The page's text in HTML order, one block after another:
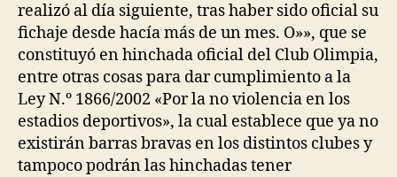
realizó al día siguiente, tras haber sido oficial su
fichaje desde hacía más de un mes. O»», que se
constituyó en hinchada oficial del Club Olimpia,
entre otras cosas para dar cumplimiento a la
Ley N.º 1866/2002 «Por la no violencia en los
estadios deportivos», la cual establece que ya no
existirán barras bravas en los distintos clubes y
tampoco podrán las hinchadas tener